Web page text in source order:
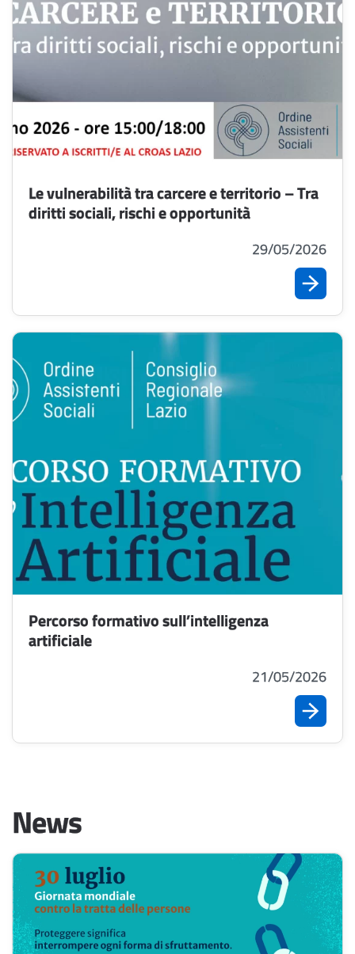
Le vulnerabilità tra carcere e territorio – Tra
diritti sociali, rischi e opportunità
29/05/2026
Percorso formativo sull’intelligenza
artificiale
21/05/2026
News